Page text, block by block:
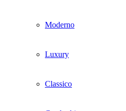
Moderno
Luxury
Classico